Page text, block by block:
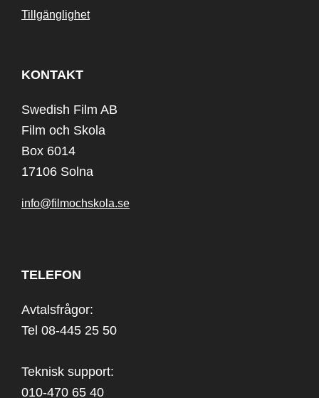
Tillgänglighet
KONTAKT
Swedish Film AB
Film och Skola
Box 6014
17106 Solna
info@filmochskola.se
TELEFON
Avtalsfrågor:
Tel 08-445 25 50
Teknisk support:
010-470 65 40